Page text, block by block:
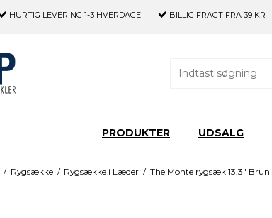
HURTIG LEVERING 1-3 HVERDAGE BILLIG FRAGT FRA 39 KR
PRODUKTER UDSALG
/ Rygsække / Rygsække i Læder / The Monte rygsæk 13.3" Brun